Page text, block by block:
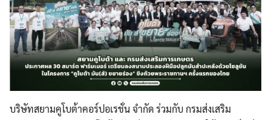
บริษัทสยามคูโบต้าคอร์ปอเรชั่น จำกัด ร่วมกับ กรมส่งเสริม